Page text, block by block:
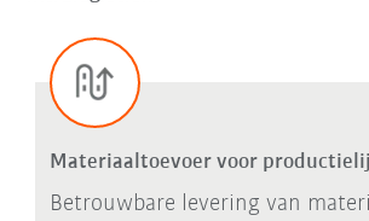
Materiaaltoevoer voor
Betrouwbare levering van